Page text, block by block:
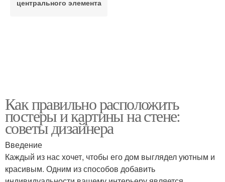
центрального элемента
Как правильно расположить
постеры и картины на стене:
советы дизайнера
Введение
Каждый из нас хочет, чтобы его дом выглядел уютным и
красивым. Одним из способов добавить